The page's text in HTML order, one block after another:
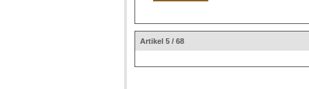
Artikel 5 / 68